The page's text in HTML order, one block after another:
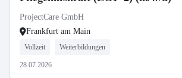
ProjectCare GmbH
Frankfurt am Main
Vollzeit Weiterbildungen
28.07.2026